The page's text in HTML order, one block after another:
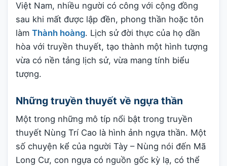
Việt Nam, nhiều người có công với cộng đồng
sau khi mất được lập đền, phong thần hoặc tôn
làm Thành hoàng. Lịch sử đời thực của họ dần
hòa với truyền thuyết, tạo thành một hình tượng
vừa có nền tảng lịch sử, vừa mang tính biểu
tượng.
Những truyền thuyết về ngựa thần
Một trong những mô típ nổi bật trong truyền
thuyết Nùng Trí Cao là hình ảnh ngựa thần. Một
số chuyện kể của người Tày – Nùng nói đến Mã
Long Cư, con ngựa có nguồn gốc kỳ lạ, có thể